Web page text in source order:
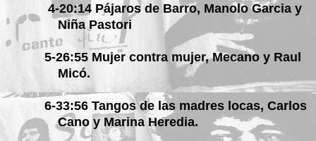
4-20:14 Pájaros de Barro, Manolo Garcia y
Niña Pastori
5-26:55 Mujer contra mujer, Mecano y Raul
Micó.
6-33:56 Tangos de las madres locas, Carlos
Cano y Marina Heredia.